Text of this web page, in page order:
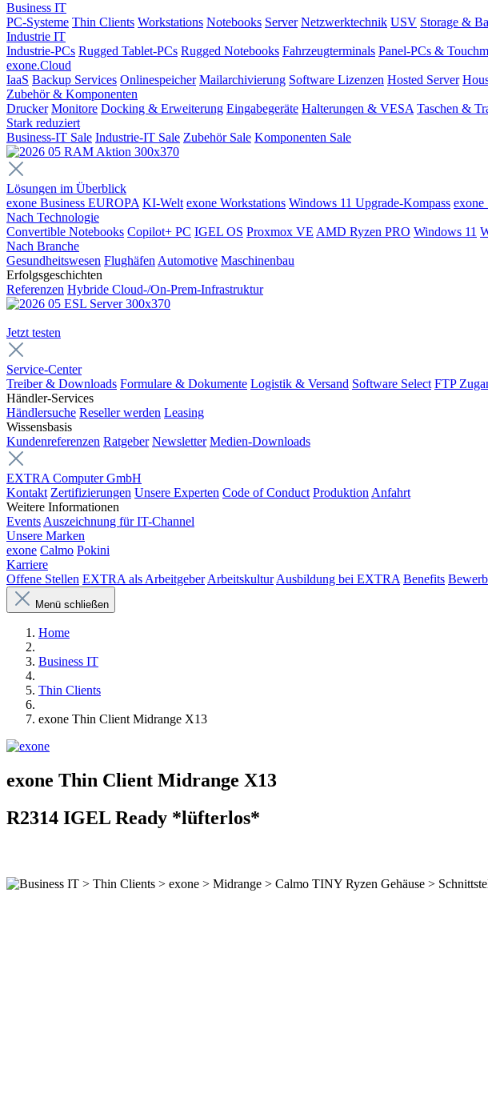
Business IT
PC-Systeme Thin Clients Workstations Notebooks Server Netzwerktechnik USV Storage &
Industrie IT
Industrie-PCs Rugged Tablet-PCs Rugged Notebooks Fahrzeugterminals Panel-PCs &
exone.Cloud
IaaS Backup Services Onlinespeicher Mailarchivierung Software Lizenzen Hosted Server
Zubehör & Komponenten
Drucker Monitore Docking & Erweiterung Eingabegeräte Halterungen & VESA Taschen &
Stark reduziert
Business-IT Sale Industrie-IT Sale Zubehör Sale Komponenten Sale
Lösungen im Überblick
exone Business EUROPA KI-Welt exone Workstations Windows 11 Upgrade-Kompass exone
Nach Technologie
Convertible Notebooks Copilot+ PC IGEL OS Proxmox VE AMD Ryzen PRO Windows 11
Nach Branche
Gesundheitswesen Flughäfen Automotive Maschinenbau
Erfolgsgeschichten
Referenzen Hybride Cloud-/On-Prem-Infrastruktur
Jetzt testen
Service-Center
Treiber & Downloads Formulare & Dokumente Logistik & Versand Software Select FTP
Händler-Services
Händlersuche Reseller werden Leasing
Wissensbasis
Kundenreferenzen Ratgeber Newsletter Medien-Downloads
EXTRA Computer GmbH
Kontakt Zertifizierungen Unsere Experten Code of Conduct Produktion Anfahrt
Weitere Informationen
Events Auszeichnung für IT-Channel
Unsere Marken
exone Calmo Pokini
Karriere
Offene Stellen EXTRA als Arbeitgeber Arbeitskultur Ausbildung bei EXTRA Benefits
Menü schließen
Home
Business IT
Thin Clients
exone Thin Client Midrange X13
exone Thin Client Midrange X13
R2314 IGEL Ready *lüfterlos*